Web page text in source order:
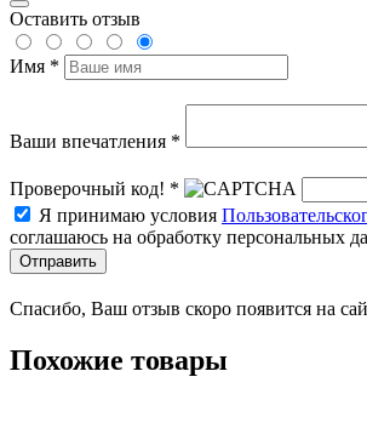
Оставить отзыв
Имя *
Ваши впечатления *
Проверочный код! *
Я принимаю условия
соглашаюсь на обработку персональных
Отправить
Спасибо, Ваш отзыв скоро появится на
Похожие товары